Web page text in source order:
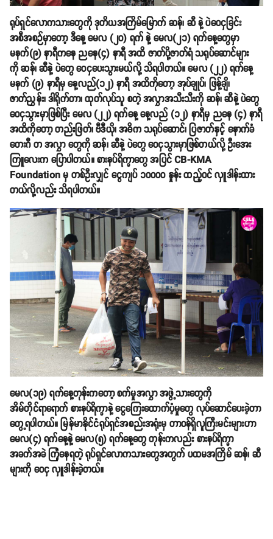
ရုပ်ရှင်လောကသားတွေကို ဒုတိယအကြိမ်မြောက် ဆန်၊ ဆီ နဲ့ ပဲဝေငှခြင်း
အစီအစဉ်မှာတော့ ဒီ‌နေ့ မေလ (၂၀) ရက် နဲ့ မေလ(၂၁) ရက်နေ့တွေမှာ
မနက်(၉) နာရီကနေ ညနေ(၄) နာရီ အထိ ဇာတ်ပို့ဇာတ်ရံ သရုပ်ဆောင်များ
ကို ဆန်၊ ဆီနဲ့ ပဲတွေ ဝေငှပေးသွားမယ်လို့ သိရပါတယ်။ မေလ (၂၂) ရက်နေ့
မနက် (၉) နာရီမှ နေ့လည်(၁၂) နာရီ အထိကိုတော့ အုပ်ချုပ်၊ ဖြန့်ချိ၊
ဇာတ်ညွှန်း၊ ဒါရိုက်တာ၊ ထုတ်လုပ်သူ စတဲ့ အလွှာအသီးသီးကို ဆန်၊ ဆီနဲ့ ပဲတွေ
ဝေငှသွားမှာဖြစ်ပြီး မေလ (၂၂) ရက်နေ့ နေ့လည် (၁၂) နာရီမှ ညနေ (၄) နာရီ
အထိကိုတော့ တည်းဖြတ်၊ ဗီဒီယို၊ အဓိက သရုပ်ဆောင်၊ ပြဇာတ်နှင့် နောက်ခံ
တေးဂီ တ အလွှာ တွေကို ဆန်၊ ဆီနဲ့ ပဲတွေ ဝေငှသွားမှာဖြစ်တယ်လို့ ဦးအေး
ကြူလေးက ပြောပါတယ်။ စားနပ်ရိက္ခာတွေ အပြင် CB-KMA
Foundation မှ တစ်ဦးလျှင် ငွေကျပ် ၁၀၀၀၀ နှုန်း ထည့်ဝင် လှူဒါန်းထား
တယ်လို့လည်း သိရပါတယ်။
မေလ(၁၉) ရက်နေ့တုန်းကတော့ စက်မှုအလွှာ အဖွဲ့သားတွေကို
အိမ်တိုင်ရာရောက် စားနပ်ရိက္ခာနဲ့ ငွေကြေးထောက်ပံ့မှုတွေ လုပ်ဆောင်ပေးခဲ့တာ
တွေ့ရပါတယ်။ မြန်မာနိုင်ငံရုပ်ရှင်အစည်းအရုံးမှ တာဝန်ရှိလူကြီးမင်းများဟာ
မေလ(၄) ရက်နေ့နဲ့ မေလ(၅) ရက်နေ့တွေ တုန်းကလည်း စားနပ်ရိက္ခာ
အခက်အခဲ ကြုံနေရတဲ့ ရုပ်ရှင်လောကသားတွေအတွက် ပထမအကြိမ် ဆန်၊ ဆီ
များကို ဝေငှ လှူဒါန်းခဲ့တယ်။